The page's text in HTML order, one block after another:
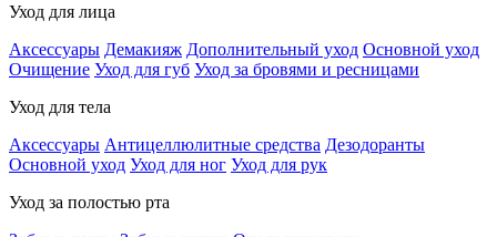
Уход для лица
Аксессуары Демакияж Дополнительный уход Основной уход
Очищение Уход для губ Уход за бровями и ресницами
Уход для тела
Аксессуары Антицеллюлитные средства Дезодоранты
Основной уход Уход для ног Уход для рук
Уход за полостью рта